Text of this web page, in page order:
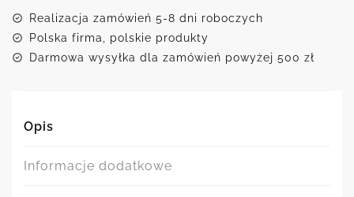
Realizacja zamówień 5-8 dni roboczych
Polska firma, polskie produkty
Darmowa wysyłka dla zamówień powyżej 500 zł
Opis
Informacje dodatkowe